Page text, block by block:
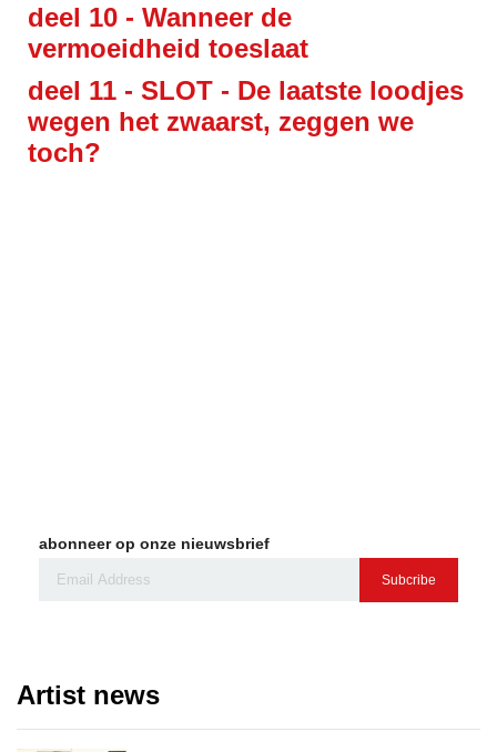
deel 10 - Wanneer de
vermoeidheid toeslaat
deel 11 - SLOT - De laatste loodjes
wegen het zwaarst, zeggen we
toch?
abonneer op onze nieuwsbrief
Subcribe
Artist news